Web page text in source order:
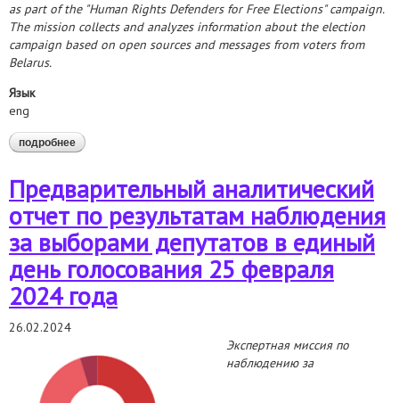
as part of the "Human Rights Defenders for Free Elections" campaign.
The mission collects and analyzes information about the election
campaign based on open sources and messages from voters from
Belarus.
Язык
eng
подробнее о preliminary analytical report on the results of monitoring the
elections of deputies on a single voting day on february 25,
Предварительный аналитический
отчет по результатам наблюдения
за выборами депутатов в единый
день голосования 25 февраля
2024 года
26.02.2024
Экспертная миссия по
наблюдению за